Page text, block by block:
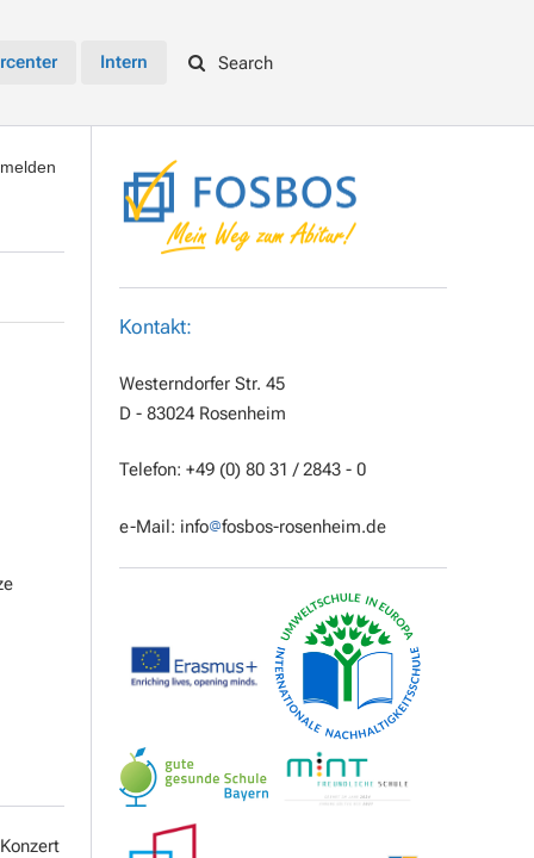
Intern Search
Kontakt:
Westerndorfer Str. 45
D - 83024 Rosenheim
Telefon: +49 (0) 80 31 / 2843 - 0
e-Mail: info fosbos-rosenheim.de